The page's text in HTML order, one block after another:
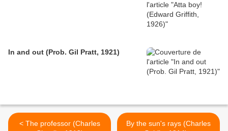
In and out (Prob. Gil Pratt, 1921)
< The professor (Charles
By the sun's rays (Charles